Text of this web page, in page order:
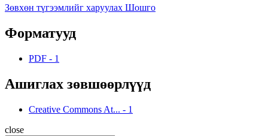
Зөвхөн түгээмлийг харуулах Шошго
Форматууд
PDF - 1
Ашиглах зөвшөөрлүүд
Creative Commons At... - 1
close